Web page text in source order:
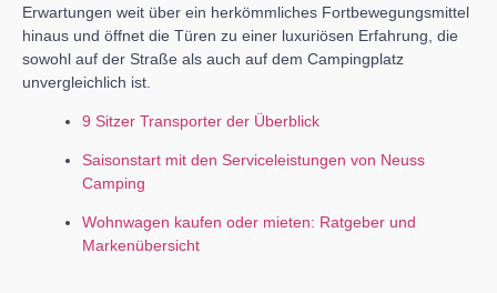
Erwartungen weit über ein herkömmliches Fortbewegungsmittel
hinaus und öffnet die Türen zu einer luxuriösen Erfahrung, die
sowohl auf der Straße als auch auf dem Campingplatz
unvergleichlich ist.
9 Sitzer Transporter der Überblick
Saisonstart mit den Serviceleistungen von Neuss
Camping
Wohnwagen kaufen oder mieten: Ratgeber und
Markenübersicht